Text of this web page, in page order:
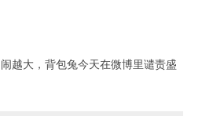
大，背包兔今天在微博里谴责盛